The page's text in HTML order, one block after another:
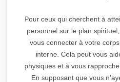
Pour ceux qui cherchent à
personnel sur le plan
vous connecter à votre
interne. Cela peut vous
physiques et à vous
En supposant que vous